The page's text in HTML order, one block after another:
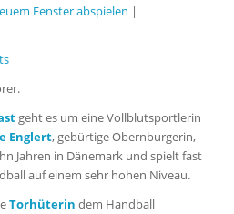
Fenster abspielen |
geht es um eine Vollblutsportlerin
Englert, gebürtige Obernburgerin,
Jahren in Dänemark und spielt fast
auf einem sehr hohen Niveau.
Torhüterin dem Handball